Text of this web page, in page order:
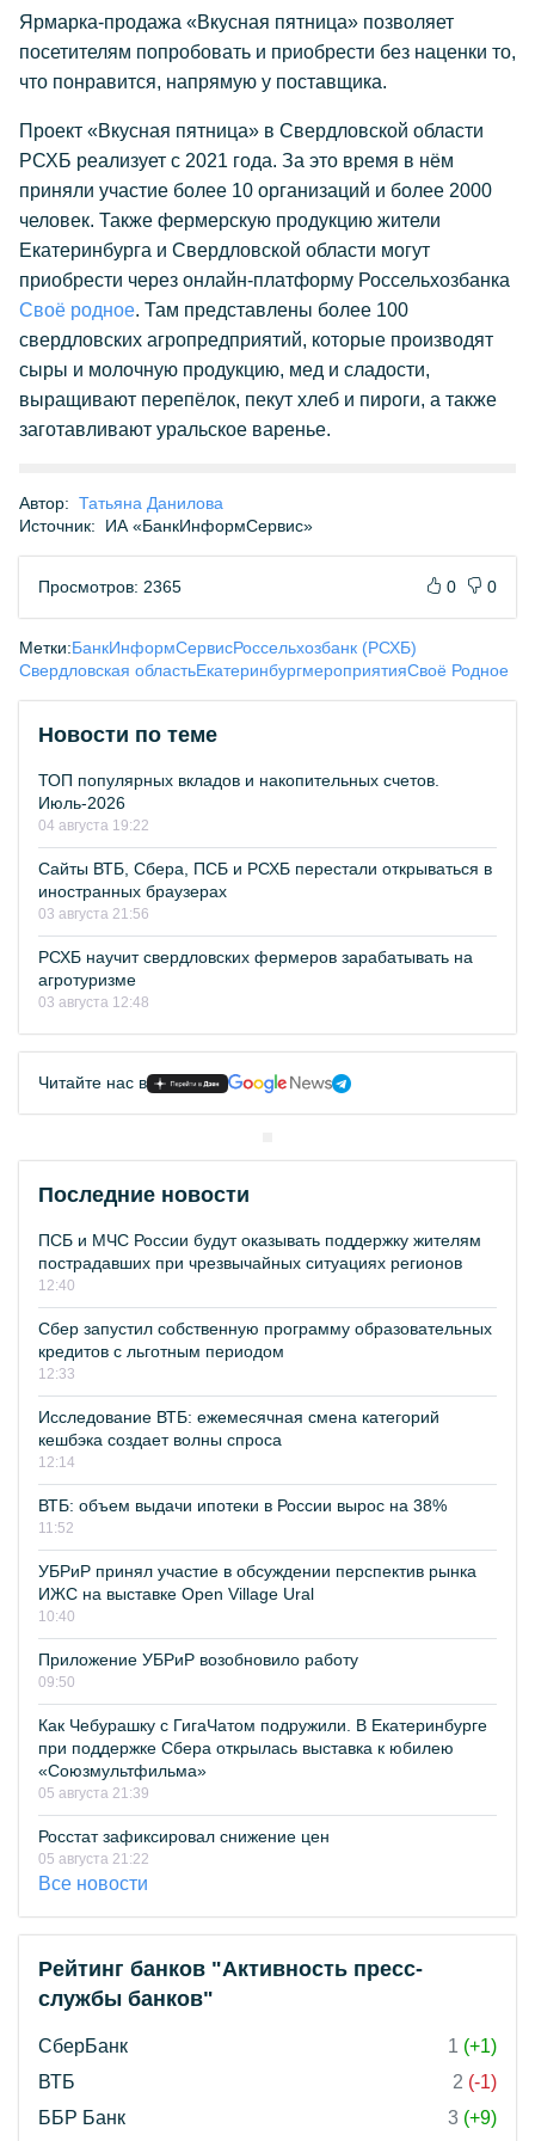
Ярмарка-продажа «Вкусная пятница» позволяет
посетителям попробовать и приобрести без наценки то,
что понравится, напрямую у поставщика.
Проект «Вкусная пятница» в Свердловской области
РСХБ реализует с 2021 года. За это время в нём
приняли участие более 10 организаций и более 2000
человек. Также фермерскую продукцию жители
Екатеринбурга и Свердловской области могут
приобрести через онлайн-платформу Россельхозбанка
Своё родное. Там представлены более 100
свердловских агропредприятий, которые производят
сыры и молочную продукцию, мед и сладости,
выращивают перепёлок, пекут хлеб и пироги, а также
заготавливают уральское варенье.
Автор: Татьяна Данилова
Источник:
ИА «БанкИнформСервис»
Просмотров: 2365 0 0
Метки:БанкИнформСервисРоссельхозбанк (РСХБ)
Свердловская областьЕкатеринбургмероприятияСвоё Родное
Новости по теме
ТОП популярных вкладов и накопительных счетов.
Июль-2026
04 августа 19:22
Сайты ВТБ, Сбера, ПСБ и РСХБ перестали открываться в
иностранных браузерах
03 августа 21:56
РСХБ научит свердловских фермеров зарабатывать на
агротуризме
03 августа 12:48
Читайте нас в
Последние новости
ПСБ и МЧС России будут оказывать поддержку жителям
пострадавших при чрезвычайных ситуациях регионов
12:40
Сбер запустил собственную программу образовательных
кредитов с льготным периодом
12:33
Исследование ВТБ: ежемесячная смена категорий
кешбэка создает волны спроса
12:14
ВТБ: объем выдачи ипотеки в России вырос на 38%
11:52
УБРиР принял участие в обсуждении перспектив рынка
ИЖС на выставке Open Village Ural
10:40
Приложение УБРиР возобновило работу
09:50
Как Чебурашку с ГигаЧатом подружили. В Екатеринбурге
при поддержке Сбера открылась выставка к юбилею
«Союзмультфильма»
05 августа 21:39
Росстат зафиксировал снижение цен
05 августа 21:22
Все новости
Рейтинг банков "Активность пресс-
службы банков"
СберБанк 1 (+1)
ВТБ
2 (-1)
ББР Банк
3 (+9)